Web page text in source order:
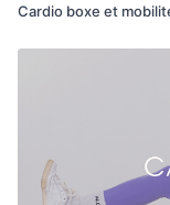
Cardio boxe et